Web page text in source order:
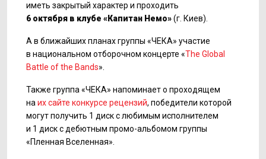
иметь закрытый характер и проходить
6 октября в клубе «Капитан Немо»(г. Киев).
А в ближайших планах группы «ЧЕКА» участие
в национальном отборочном концерте «The Global
Battle of the Bands».
Также группа «ЧЕКА» напоминает о проходящем
на их сайте конкурсе рецензий, победители которой
могут получить 1 диск с любимым исполнителем
и 1 диск с дебютным промо-альбомом группы
«Пленная Вселенная».